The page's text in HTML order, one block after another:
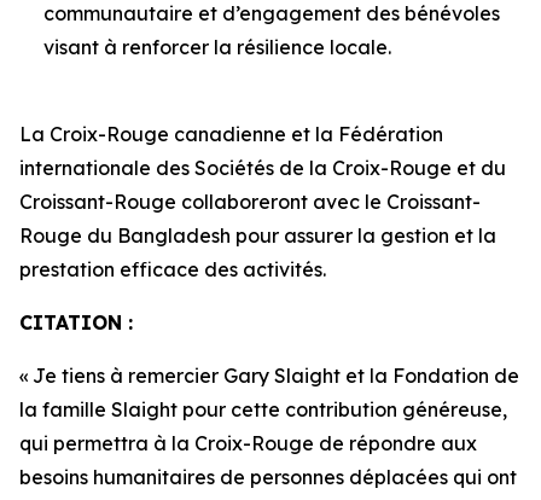
communautaire et d’engagement des bénévoles
visant à renforcer la résilience locale.
La Croix-Rouge canadienne et la Fédération
internationale des Sociétés de la Croix-Rouge et du
Croissant-Rouge collaboreront avec le Croissant-
Rouge du Bangladesh pour assurer la gestion et la
prestation efficace des activités.
CITATION :
« Je tiens à remercier Gary Slaight et la Fondation de
la famille Slaight pour cette contribution généreuse,
qui permettra à la Croix-Rouge de répondre aux
besoins humanitaires de personnes déplacées qui ont